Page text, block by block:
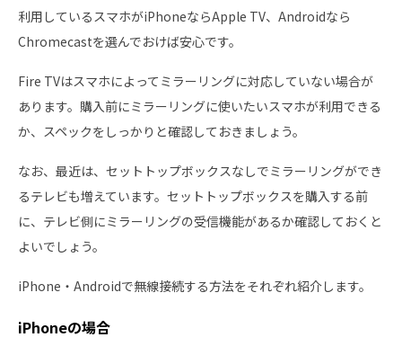
利用しているスマホがiPhoneならApple TV、Androidなら
Chromecastを選んでおけば安心です。
Fire TVはスマホによってミラーリングに対応していない場合が
あります。購入前にミラーリングに使いたいスマホが利用できる
か、スペックをしっかりと確認しておきましょう。
なお、最近は、セットトップボックスなしでミラーリングができ
るテレビも増えています。セットトップボックスを購入する前
に、テレビ側にミラーリングの受信機能があるか確認しておくと
よいでしょう。
iPhone・Androidで無線接続する方法をそれぞれ紹介します。
iPhoneの場合